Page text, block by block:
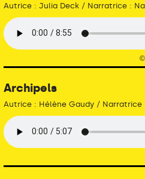
Autrice : Julia Deck / Narratrice :
©
Archipels
Autrice : Hélène Gaudy / Narratrice